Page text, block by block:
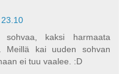
kaksi harmaata
Meillä kai uuden sohvan
ei tuu vaalee. :D